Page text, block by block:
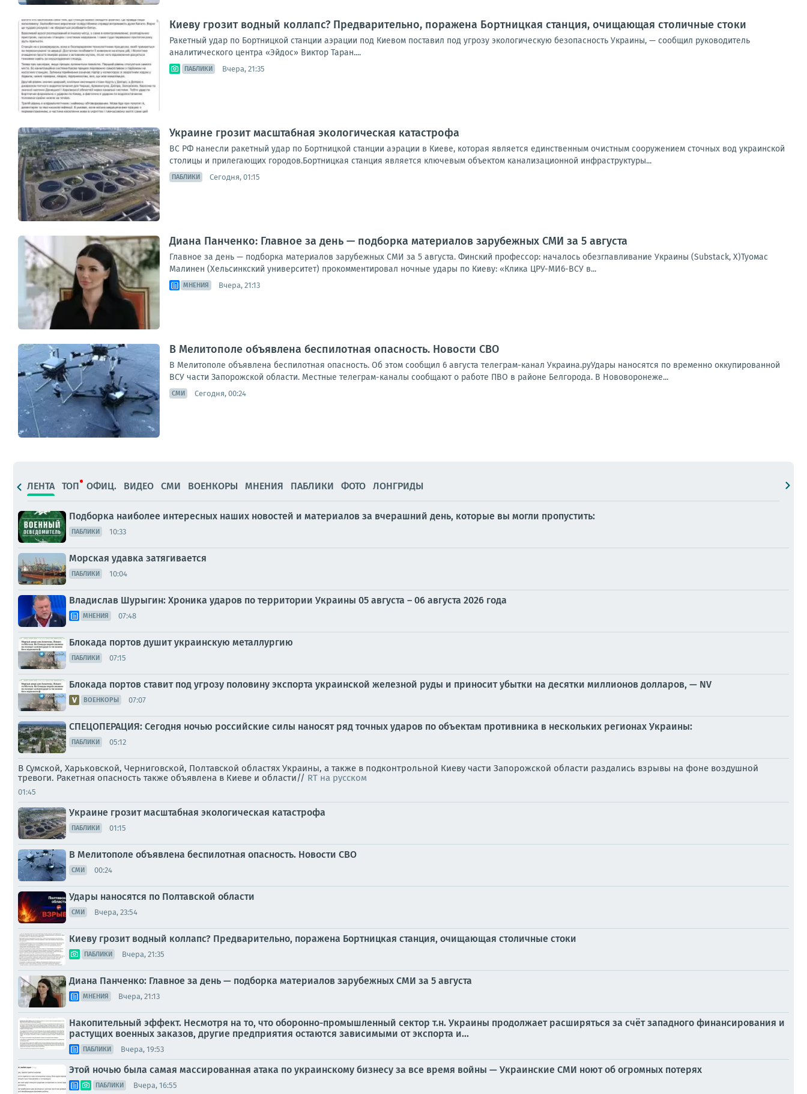
Киеву грозит водный коллапс? Предварительно, поражена Бортницкая станция, очищающая столичные стоки
Ракетный удар по Бортницкой станции аэрации под Киевом поставил под угрозу экологическую безопасность Украины, — сообщил руководитель
аналитического центра «Эйдос» Виктор Таран....
ПАБЛИКИ Вчера, 21:35
Украине грозит масштабная экологическая катастрофа
ВС РФ нанесли ракетный удар по Бортницкой станции аэрации в Киеве, которая является единственным очистным сооружением сточных вод украинской
столицы и прилегающих городов.Бортницкая станция является ключевым объектом канализационной инфраструктуры...
ПАБЛИКИ Сегодня, 01:15
Диана Панченко: Главное за день — подборка материалов зарубежных СМИ за 5 августа
Главное за день — подборка материалов зарубежных СМИ за 5 августа. Финский профессор: началось обезглавливание Украины (Substack, X)Туомас
Малинен (Хельсинкский университет) прокомментировал ночные удары по Киеву: «Клика ЦРУ-МИ6-ВСУ в...
МНЕНИЯ Вчера, 21:13
В Мелитополе объявлена беспилотная опасность. Новости СВО
В Мелитополе объявлена беспилотная опасность. Об этом сообщил 6 августа телеграм-канал Украина.руУдары наносятся по временно оккупированной
ВСУ части Запорожской области. Местные телеграм-каналы сообщают о работе ПВО в районе Белгорода. В Нововоронеже...
СМИ Сегодня, 00:24
ЛЕНТА ТОП ОФИЦ. ВИДЕО СМИ ВОЕНКОРЫ МНЕНИЯ ПАБЛИКИ ФОТО ЛОНГРИДЫ
Подборка наиболее интересных наших новостей и материалов за вчерашний день, которые вы могли пропустить:
ПАБЛИКИ 10:33
Морская удавка затягивается
ПАБЛИКИ 10:04
Владислав Шурыгин: Хроника ударов по территории Украины 05 августа – 06 августа 2026 года
МНЕНИЯ 07:48
Блокада портов душит украинскую металлургию
ПАБЛИКИ 07:15
Блокада портов ставит под угрозу половину экспорта украинской железной руды и приносит убытки на десятки миллионов долларов, — NV
ВОЕНКОРЫ 07:07
СПЕЦОПЕРАЦИЯ: Сегодня ночью российские силы наносят ряд точных ударов по объектам противника в нескольких регионах Украины:
ПАБЛИКИ 05:12
В Сумской, Харьковской, Черниговской, Полтавской областях Украины, а также в подконтрольной Киеву части Запорожской области раздались взрывы на фоне воздушной
тревоги. Ракетная опасность также объявлена в Киеве и области// RT на русском
01:45
Украине грозит масштабная экологическая катастрофа
ПАБЛИКИ 01:15
В Мелитополе объявлена беспилотная опасность. Новости СВО
СМИ 00:24
Удары наносятся по Полтавской области
СМИ Вчера, 23:54
Киеву грозит водный коллапс? Предварительно, поражена Бортницкая станция, очищающая столичные стоки
ПАБЛИКИ Вчера, 21:35
Диана Панченко: Главное за день — подборка материалов зарубежных СМИ за 5 августа
МНЕНИЯ Вчера, 21:13
Накопительный эффект. Несмотря на то, что оборонно-промышленный сектор т.н. Украины продолжает расширяться за счёт западного финансирования и
растущих военных заказов, другие предприятия остаются зависимыми от экспорта и...
ПАБЛИКИ Вчера, 19:53
Этой ночью была самая массированная атака по украинскому бизнесу за все время войны — Украинские СМИ ноют об огромных потерях
ПАБЛИКИ Вчера, 16:55